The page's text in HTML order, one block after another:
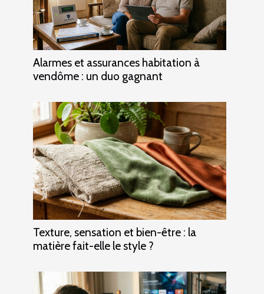
Alarmes et assurances habitation à
vendôme : un duo gagnant
Texture, sensation et bien-être : la
matière fait-elle le style ?